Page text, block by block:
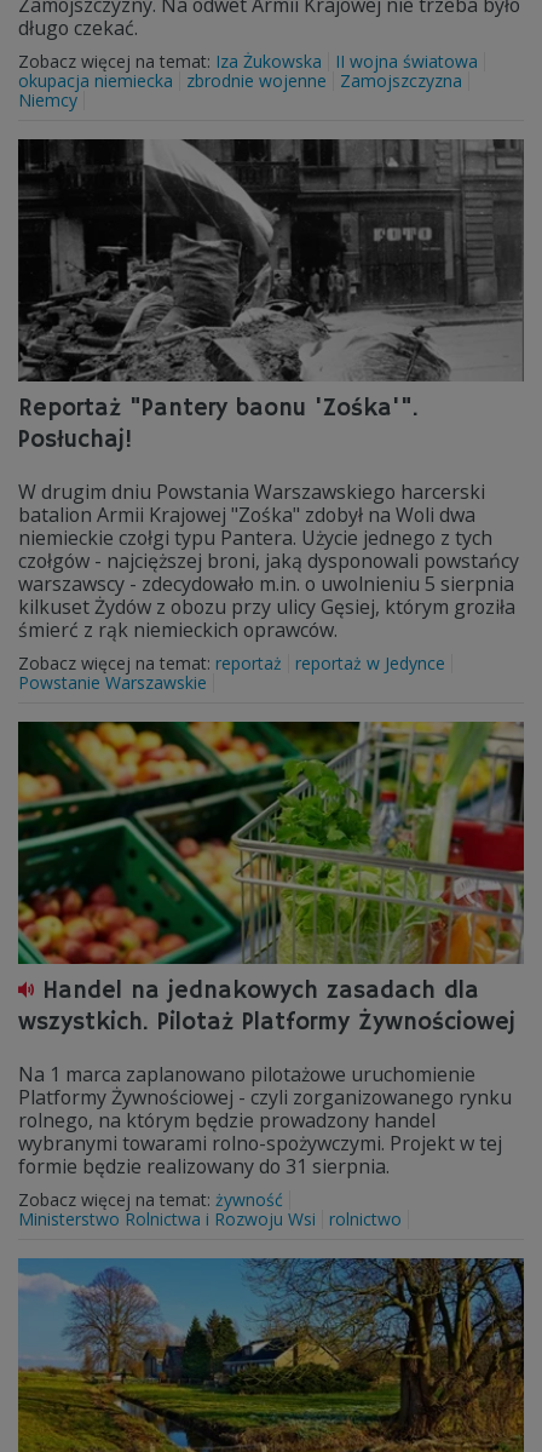
długo czekać.
Zobacz więcej na temat: Iza Żukowska
II wojna światowa
okupacja niemiecka
zbrodnie wojenne
Zamojszczyzna
Niemcy
Reportaż "Pantery baonu 'Zośka'".
Posłuchaj!
W drugim dniu Powstania Warszawskiego harcerski
batalion Armii Krajowej "Zośka" zdobył na Woli dwa
niemieckie czołgi typu Pantera. Użycie jednego z tych
czołgów - najcięższej broni, jaką dysponowali powstańcy
warszawscy - zdecydowało m.in. o uwolnieniu 5 sierpnia
kilkuset Żydów z obozu przy ulicy Gęsiej, którym groziła
śmierć z rąk niemieckich oprawców.
Zobacz więcej na temat: reportaż
reportaż w Jedynce
Powstanie Warszawskie
Handel na jednakowych zasadach dla
wszystkich. Pilotaż Platformy Żywnościowej
Na 1 marca zaplanowano pilotażowe uruchomienie
Platformy Żywnościowej - czyli zorganizowanego rynku
rolnego, na którym będzie prowadzony handel
wybranymi towarami rolno-spożywczymi. Projekt w tej
formie będzie realizowany do 31 sierpnia.
Zobacz więcej na temat: żywność
Ministerstwo Rolnictwa i Rozwoju Wsi
rolnictwo